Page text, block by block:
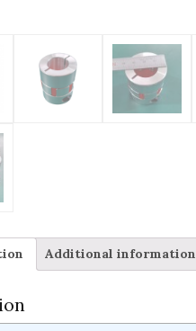
Additional information